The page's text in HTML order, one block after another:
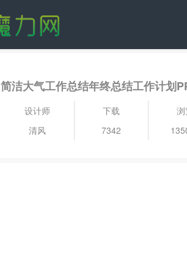
简洁大气工作总结年终总结工作计划
设计师
清风
下载
7342